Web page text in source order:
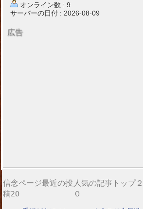
オンライン数 : 9
サーバーの日付 : 2026-08-09
広告
信念ページ最近の投
稿20
人気の記事トップ２
０